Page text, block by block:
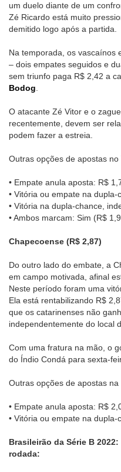
um duelo diante de um
Zé Ricardo está muito
demitido logo após a partida.
Na temporada, os vascaínos
– dois empates seguidos e
sem triunfo paga R$ 2,42 a
Bodog.
O atacante Zé Vitor e o
recentemente, devem ser
podem fazer a estreia.
Outras opções de apostas no
• Empate anula aposta: R$
• Vitória ou empate na dupla-
• Vitória na dupla-chance,
• Ambos marcam: Sim (R$
Chapecoense (R$ 2,87)
Do outro lado do embate, a
em campo motivada, afinal
Neste período foram uma
Ela está rentabilizando R$
que os catarinenses não
independentemente do local
Com uma fratura na mão, o
do Índio Condá para sexta-
Outras opções de apostas na
• Empate anula aposta: R$
• Vitória ou empate na dupla-
Brasileirão da Série B
rodada: